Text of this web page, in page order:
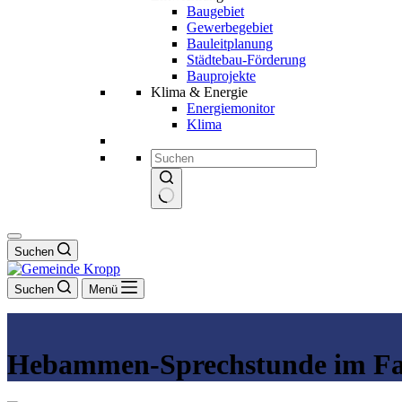
Baugebiet
Gewerbegebiet
Bauleitplanung
Städtebau-Förderung
Bauprojekte
Klima & Energie
Energiemonitor
Klima
Suchen
Suchen Menü
Hebammen-Sprechstunde im